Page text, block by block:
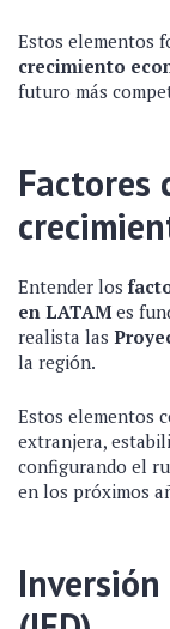
Estos elementos
crecimiento
futuro más
Factores
Entender los
en LATAM es
realista las
la región.
Estos elementos
extranjera,
configurando el
en los próximos